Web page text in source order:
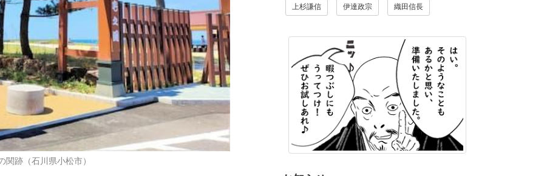
関跡（石川県小松市）
上杉謙信 伊達政宗 織田信長